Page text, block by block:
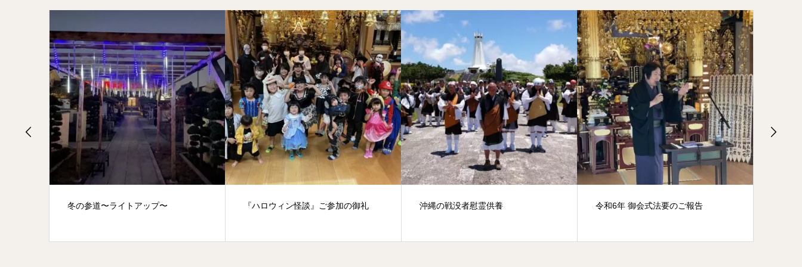
冬の参道〜ライトアップ〜 『ハロウィン怪談』ご参加の御礼 沖縄の戦没者慰霊供養 令和6年 御会式法要のご報告